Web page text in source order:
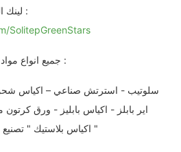
لينك الفيسبوك لرؤيه باقي المنتجات :
SolitepGreenStars
جميع انواع مواد و مستلزمات التعبئة والتغليف :
سلوتيب - استرتش صناعي – اكياس
اير بابلز - اكياس بابليز - ورق
اكياس بلاستيك " تصنيع جميع مقسات الكرتون المضلع "